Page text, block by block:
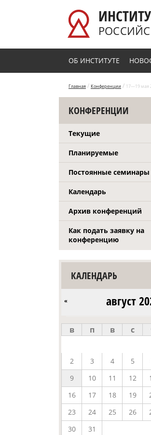
ОБ ИНСТИТУТЕ
Главная / Конференции / 17—19 мая
КОНФЕРЕНЦИИ
Текущие
Планируемые
Постоянные семинары
Календарь
Архив конференций
Как подать заявку на
конференцию
КАЛЕНДАРЬ
август
«
в п в с
2
3 4 5
9
10 11 12
16
17 18 19
23
24 25 26
30
31